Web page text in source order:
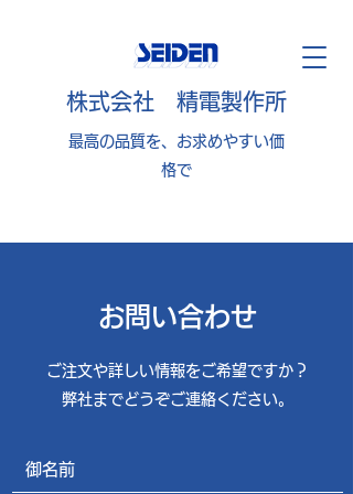
​​株式会社 精電製作所
最高の品質を、お求めやすい価
格で
お問い合わせ
ご注文や詳しい情報をご希望ですか？
弊社までどうぞご連絡ください。